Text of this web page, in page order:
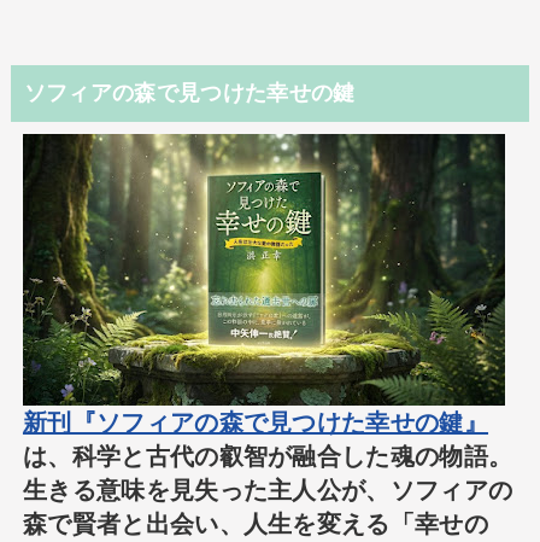
ソフィアの森で見つけた幸せの鍵
新刊『ソフィアの森で見つけた幸せの鍵』
は、科学と古代の叡智が融合した魂の物語。
生きる意味を見失った主人公が、ソフィアの
森で賢者と出会い、人生を変える「幸せの